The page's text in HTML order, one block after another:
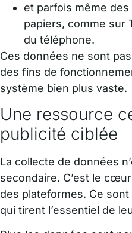
et parfois même
papiers, comme sur
du téléphone.
Ces données ne sont
des fins de
système bien plus vaste.
Une ressource
publicité ciblée
La collecte de données
secondaire. C’est le
des plateformes. Ce
qui tirent l’essentiel de